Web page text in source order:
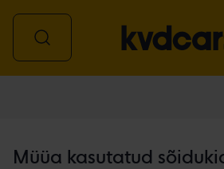
Müüa kasutatud